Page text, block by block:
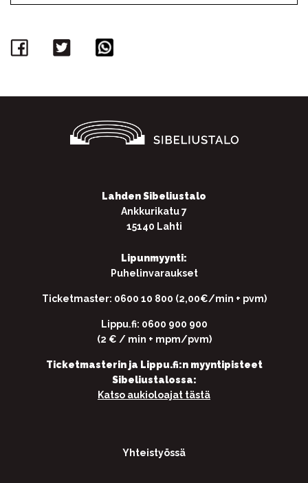
Facebook
Twitter
Lahden Sibeliustalo
Ankkurikatu 7
15140 Lahti
Lipunmyynti:
Puhelinvaraukset
Ticketmaster: 0600 10 800 (2,00€/min + pvm)
Lippu.fi: 0600 900 900
(2 € / min + mpm/pvm)
Ticketmasterin ja Lippu.fi:n myyntipisteet
Sibeliustalossa:
Katso aukioloajat tästä
Yhteistyössä